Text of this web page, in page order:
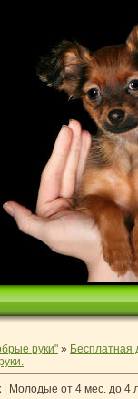
руки" » Бесплатная
| Молодые от 4 мес. до 4